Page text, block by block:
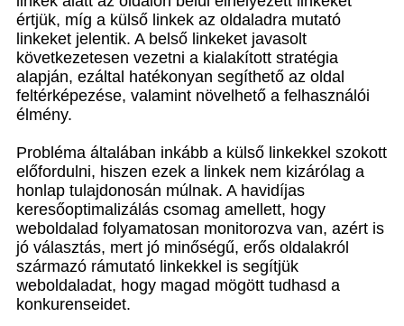
értjük, míg a külső linkek az oldaladra mutató
linkeket jelentik. A belső linkeket javasolt
következetesen vezetni a kialakított stratégia
alapján, ezáltal hatékonyan segíthető az oldal
feltérképezése, valamint növelhető a felhasználói
élmény.
Probléma általában inkább a külső linkekkel szokott
előfordulni, hiszen ezek a linkek nem kizárólag a
honlap tulajdonosán múlnak. A havidíjas
keresőoptimalizálás csomag amellett, hogy
weboldalad folyamatosan monitorozva van, azért is
jó választás, mert jó minőségű, erős oldalakról
származó rámutató linkekkel is segítjük
weboldaladat, hogy magad mögött tudhasd a
konkurenseidet.